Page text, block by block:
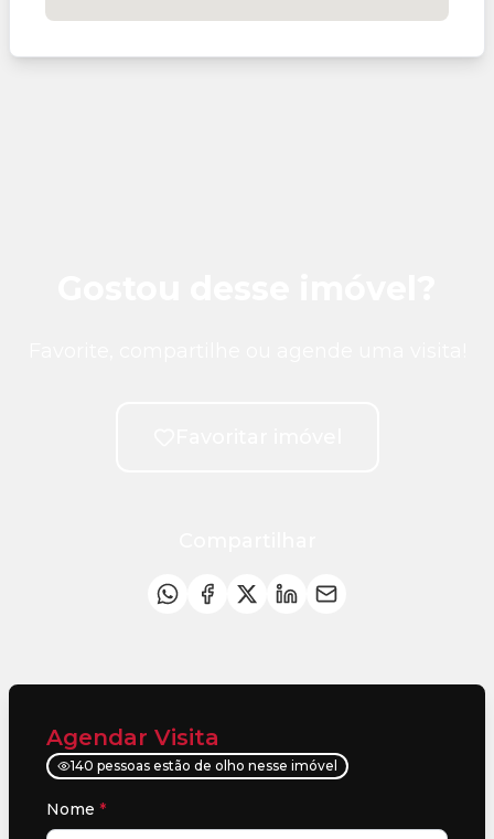
Agendar Visita
140 pessoas estão de olho nesse imóvel
Nome *